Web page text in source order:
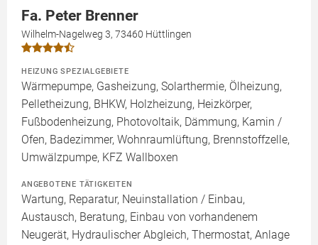
Fa. Peter Brenner
Wilhelm-Nagelweg 3, 73460 Hüttlingen
HEIZUNG SPEZIALGEBIETE
Wärmepumpe, Gasheizung, Solarthermie, Ölheizung,
Pelletheizung, BHKW, Holzheizung, Heizkörper,
Fußbodenheizung, Photovoltaik, Dämmung, Kamin /
Ofen, Badezimmer, Wohnraumlüftung, Brennstoffzelle,
Umwälzpumpe, KFZ Wallboxen
ANGEBOTENE TÄTIGKEITEN
Wartung, Reparatur, Neuinstallation / Einbau,
Austausch, Beratung, Einbau von vorhandenem
Neugerät, Hydraulischer Abgleich, Thermostat, Anlage